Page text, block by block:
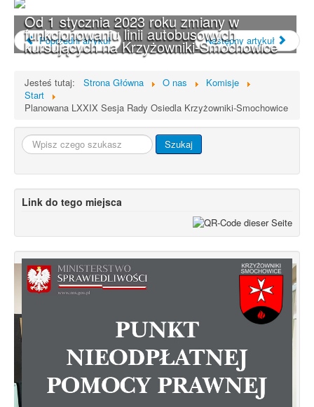
Od 1 stycznia 2023 roku zmiany w
funkcjonowaniu linii autobusowych
kursujących na Krzyżowniki-Smochowice
Poprzedni artykuł Następny artykuł
Jesteś tutaj: Strona Główna O nas
Komisje
Start
Planowana LXXIX Sesja Rady Osiedla Krzyżowniki-Smochowice
Szukaj... Szukaj
Link do tego miejsca